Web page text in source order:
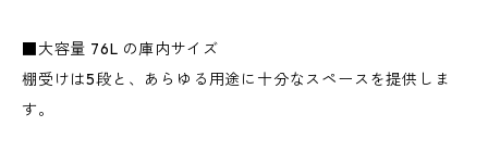
■大容量 76L の庫内サイズ
棚受けは5段と、あらゆる用途に十分なスペースを提供しま
す。